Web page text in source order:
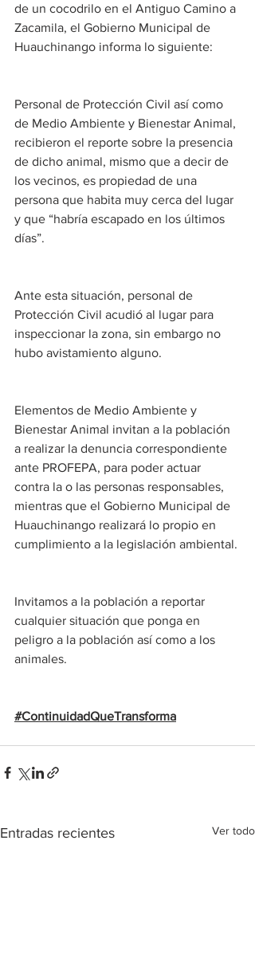
de un cocodrilo en el Antiguo Camino a
Zacamila, el Gobierno Municipal de
Huauchinango informa lo siguiente:
Personal de Protección Civil así como
de Medio Ambiente y Bienestar Animal,
recibieron el reporte sobre la presencia
de dicho animal, mismo que a decir de
los vecinos, es propiedad de una
persona que habita muy cerca del lugar
y que “habría escapado en los últimos
días”.
Ante esta situación, personal de
Protección Civil acudió al lugar para
inspeccionar la zona, sin embargo no
hubo avistamiento alguno.
Elementos de Medio Ambiente y
Bienestar Animal invitan a la población
a realizar la denuncia correspondiente
ante PROFEPA, para poder actuar
contra la o las personas responsables,
mientras que el Gobierno Municipal de
Huauchinango realizará lo propio en
cumplimiento a la legislación ambiental.
Invitamos a la población a reportar
cualquier situación que ponga en
peligro a la población así como a los
animales.
#ContinuidadQueTransforma
Entradas recientes Ver todo